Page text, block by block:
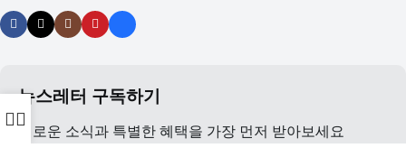
뉴스레터 구독하기
새로운 소식과 특별한 혜택을 가장 먼저 받아보세요